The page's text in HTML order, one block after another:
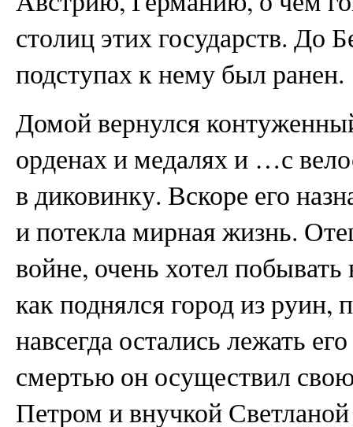
столиц этих государств.
подступах к нему был ранен.
Домой вернулся
орденах и медалях и …с
в диковинку. Вскоре его
и потекла мирная жизнь.
войне, очень хотел
как поднялся город из руин,
навсегда остались лежать
смертью он осуществил
Петром и внучкой